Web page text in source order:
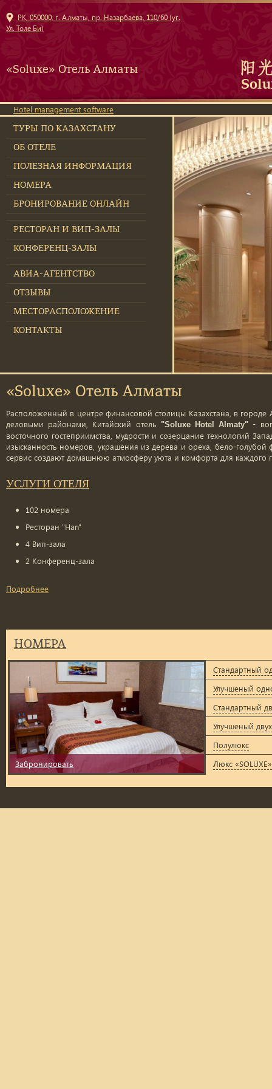
РК, 050000, г. Алматы, пр. Назарбаева, 110/60 (уг.
Ул. Толе Би)
«Soluxe» Отель Алматы
Hotel management software
ТУРЫ ПО КАЗАХСТАНУ
ОБ ОТЕЛЕ
ПОЛЕЗНАЯ ИНФОРМАЦИЯ
НОМЕРА
БРОНИРОВАНИЕ ОНЛАЙН
РЕСТОРАН И ВИП-ЗАЛЫ
КОНФЕРЕНЦ-ЗАЛЫ
АВИА-АГЕНТСТВО
ОТЗЫВЫ
МЕСТОРАСПОЛОЖЕНИЕ
КОНТАКТЫ
«Soluxe» Отель Алматы
Расположенный в центре финансовой столицы Казахстана, в городе
деловыми районами, Китайский отель "Soluxe Hotel Almaty" -
восточного гостеприимства, мудрости и созерцание технологий
изысканность номеров, украшения из дерева и ореха, бело-
сервис создают домашнюю атмосферу уюта и комфорта для каждого
УСЛУГИ ОТЕЛЯ
102 номера
Ресторан "Han"
4 Вип-зала
2 Конференц-зала
Подробнее
НОМЕРА
Забронировать
Стандартный
Улучшеный
Стандартный
Улучшеный
Полулюкc
Люкс «SOLUXE»